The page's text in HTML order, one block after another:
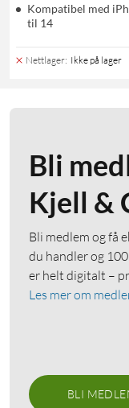
Kompatibel med
til 14
Nettlager: Ikke på lager
Bli
Kjell &
Bli medlem og få
du handler og
er helt digitalt –
Les mer om
BLI